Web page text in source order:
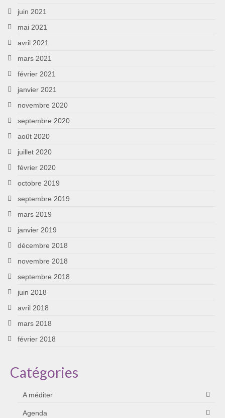
juin 2021
mai 2021
avril 2021
mars 2021
février 2021
janvier 2021
novembre 2020
septembre 2020
août 2020
juillet 2020
février 2020
octobre 2019
septembre 2019
mars 2019
janvier 2019
décembre 2018
novembre 2018
septembre 2018
juin 2018
avril 2018
mars 2018
février 2018
Catégories
A méditer
Agenda